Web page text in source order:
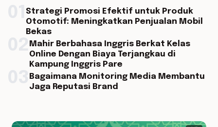
Strategi Promosi Efektif untuk Produk
Otomotif: Meningkatkan Penjualan Mobil
Bekas
Mahir Berbahasa Inggris Berkat Kelas
Online Dengan Biaya Terjangkau di
Kampung Inggris Pare
Bagaimana Monitoring Media Membantu
Jaga Reputasi Brand